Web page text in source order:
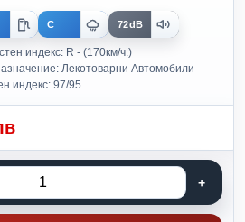
C 72dB
индекс: R - (170км/ч.)
Лекотоварни Автомобили
индекс: 97/95